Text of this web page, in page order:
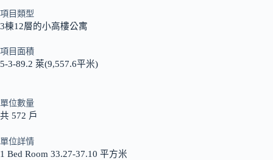
項目類型
3棟12層的小高樓公寓
項目面積
5-3-89.2 萊(9,557.6平米)
單位數量
共 572 戶
單位詳情
1 Bed Room 33.27-37.10 平方米